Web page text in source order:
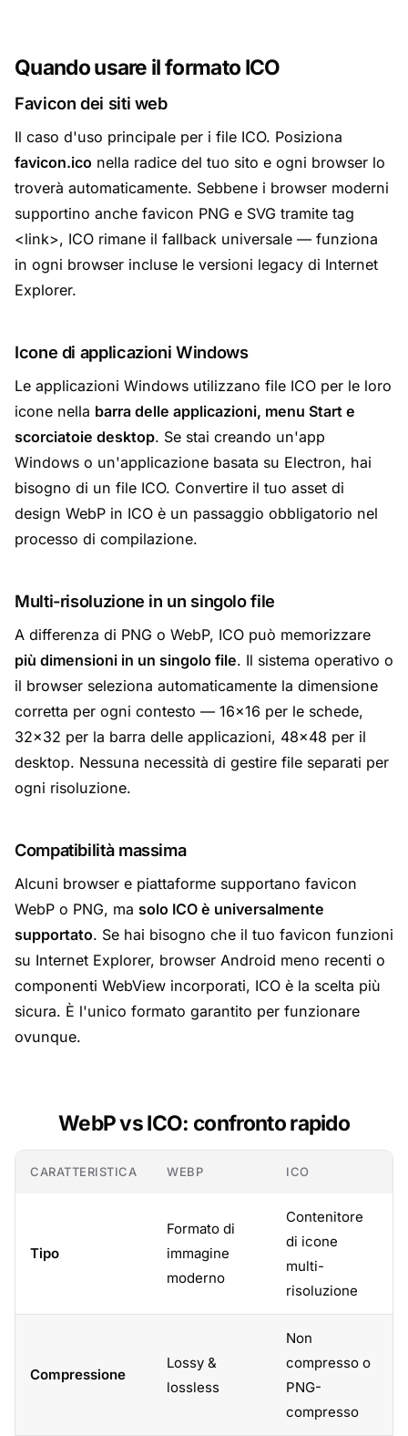
Quando usare il formato ICO
Favicon dei siti web
Il caso d'uso principale per i file ICO. Posiziona
favicon.ico nella radice del tuo sito e ogni browser lo
troverà automaticamente. Sebbene i browser moderni
supportino anche favicon PNG e SVG tramite tag
<link>, ICO rimane il fallback universale — funziona
in ogni browser incluse le versioni legacy di Internet
Explorer.
Icone di applicazioni Windows
Le applicazioni Windows utilizzano file ICO per le loro
icone nella barra delle applicazioni, menu Start e
scorciatoie desktop. Se stai creando un'app
Windows o un'applicazione basata su Electron, hai
bisogno di un file ICO. Convertire il tuo asset di
design WebP in ICO è un passaggio obbligatorio nel
processo di compilazione.
Multi-risoluzione in un singolo file
A differenza di PNG o WebP, ICO può memorizzare
più dimensioni in un singolo file. Il sistema operativo o
il browser seleziona automaticamente la dimensione
corretta per ogni contesto — 16×16 per le schede,
32×32 per la barra delle applicazioni, 48×48 per il
desktop. Nessuna necessità di gestire file separati per
ogni risoluzione.
Compatibilità massima
Alcuni browser e piattaforme supportano favicon
WebP o PNG, ma solo ICO è universalmente
supportato. Se hai bisogno che il tuo favicon funzioni
su Internet Explorer, browser Android meno recenti o
componenti WebView incorporati, ICO è la scelta più
sicura. È l'unico formato garantito per funzionare
ovunque.
WebP vs ICO: confronto rapido
CARATTERISTICA WEBP ICO
Tipo
Formato di
immagine
moderno
Contenitore
di icone
multi-
risoluzione
Compressione
Lossy &
lossless
Non
compresso o
PNG-
compresso